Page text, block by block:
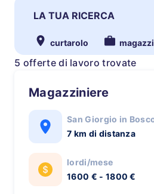
LA TUA RICERCA
curtarolo
5 offerte di lavoro trovate
Magazziniere
San Giorgio in
7 km di distanza
lordi/mese
1600 € - 1800 €